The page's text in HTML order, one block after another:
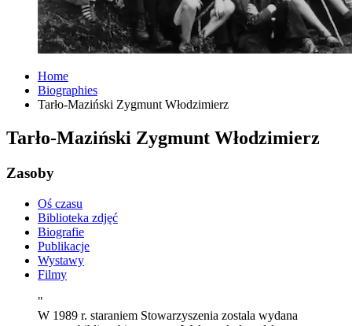
Home
Biographies
Tarło-Maziński Zygmunt Włodzimierz
Tarło-Maziński Zygmunt Włodzimierz
Zasoby
Oś czasu
Biblioteka zdjęć
Biografie
Publikacje
Wystawy
Filmy
"
W 1989 r. staraniem Stowarzyszenia zostala wydana